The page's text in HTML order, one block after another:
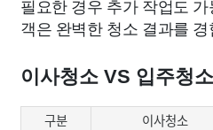
필요한 경우 추가 작업도
객은 완벽한 청소 결과를
이사청소 VS 입주청소
구분 이사청소